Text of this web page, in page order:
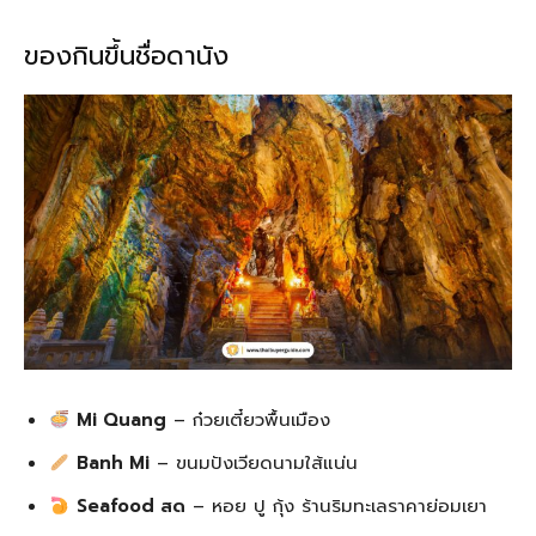
ของกินขึ้นชื่อดานัง
Mi Quang – ก๋วยเตี๋ยวพื้นเมือง
Banh Mi – ขนมปังเวียดนามใส้แน่น
Seafood สด – หอย ปู กุ้ง ร้านริมทะเลราคาย่อมเยา